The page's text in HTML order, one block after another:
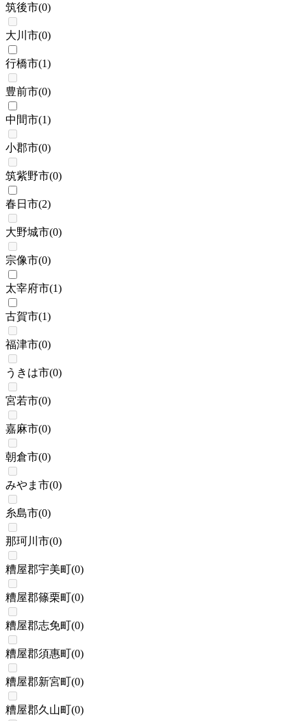
筑後市(0)
大川市(0)
行橋市(1)
豊前市(0)
中間市(1)
小郡市(0)
筑紫野市(0)
春日市(2)
大野城市(0)
宗像市(0)
太宰府市(1)
古賀市(1)
福津市(0)
うきは市(0)
宮若市(0)
嘉麻市(0)
朝倉市(0)
みやま市(0)
糸島市(0)
那珂川市(0)
糟屋郡宇美町(0)
糟屋郡篠栗町(0)
糟屋郡志免町(0)
糟屋郡須惠町(0)
糟屋郡新宮町(0)
糟屋郡久山町(0)